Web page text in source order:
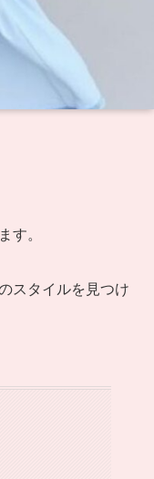
す。
スタイルを見つけ